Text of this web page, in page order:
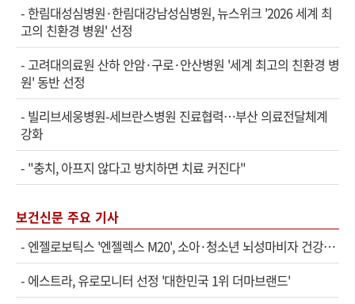
- 한림대성심병원·한림대강남성심병원, 뉴스위크 '2026 세계 최
고의 친환경 병원' 선정
- 고려대의료원 산하 안암·구로·안산병원 '세계 최고의 친환경 병
원' 동반 선정
- 빌리브세웅병원-세브란스병원 진료협력…부산 의료전달체계
강화
- "충치, 아프지 않다고 방치하면 치료 커진다"
보건신문 주요 기사
- 엔젤로보틱스 '엔젤렉스 M20', 소아·청소년 뇌성마비자 건강보험 확대 적용
- 에스트라, 유로모니터 선정 '대한민국 1위 더마브랜드'